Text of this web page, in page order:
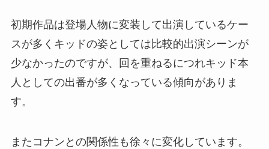
初期作品は登場人物に変装して出演しているケー
スが多くキッドの姿としては比較的出演シーンが
少なかったのですが、回を重ねるにつれキッド本
人としての出番が多くなっている傾向がありま
す。
またコナンとの関係性も徐々に変化しています。